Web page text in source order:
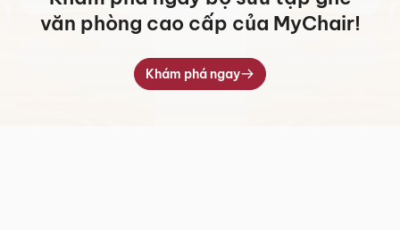
văn phòng cao cấp của MyChair!
Khám phá ngay